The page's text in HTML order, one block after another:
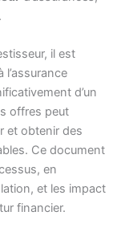
il est
d’un
offres peut
et obtenir des
Ce document
en
et les impact
financier.